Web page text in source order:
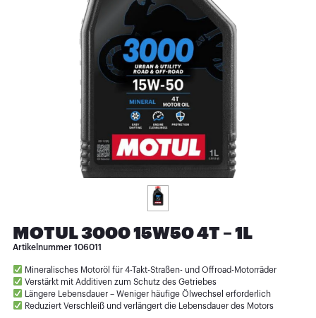
MOTUL 3000 15W50 4T – 1L
Artikelnummer 106011
Mineralisches Motoröl für 4-Takt-Straßen- und Offroad-Motorräder
Verstärkt mit Additiven zum Schutz des Getriebes
Längere Lebensdauer – Weniger häufige Ölwechsel erforderlich
Reduziert Verschleiß und verlängert die Lebensdauer des Motors